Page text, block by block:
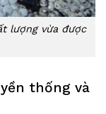
lượng vừa được
thống và